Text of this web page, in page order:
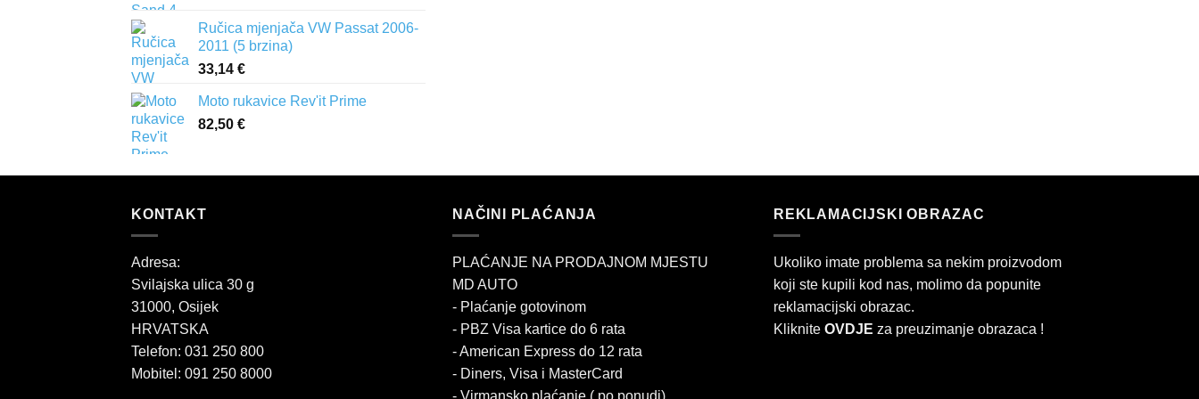
Ručica mjenjača VW Passat 2006-
2011 (5 brzina)
33,14 €
Moto rukavice Rev'it Prime
82,50 €
KONTAKT
Adresa:
Svilajska ulica 30 g
31000, Osijek
HRVATSKA
Telefon: 031 250 800
Mobitel: 091 250 8000
NAČINI PLAĆANJA
PLAĆANJE NA PRODAJNOM MJESTU
MD AUTO
- Plaćanje gotovinom
- PBZ Visa kartice do 6 rata
- American Express do 12 rata
- Diners, Visa i MasterCard
REKLAMACIJSKI OBRAZAC
Ukoliko imate problema sa nekim proizvodom
koji ste kupili kod nas, molimo da popunite
reklamacijski obrazac.
Kliknite OVDJE za preuzimanje obrazaca !